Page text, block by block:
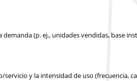
(p. ej., unidades vendidas, base
y la intensidad de uso (frecuencia,